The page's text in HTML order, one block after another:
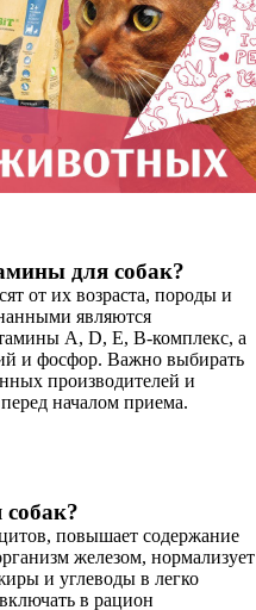
для собак?
от их возраста, породы и
являются
A, D, E, B-комплекс, а
и фосфор. Важно выбирать
производителей и
началом приема.
собак?
повышает содержание
железом, нормализует
и углеводы в легко
в рацион